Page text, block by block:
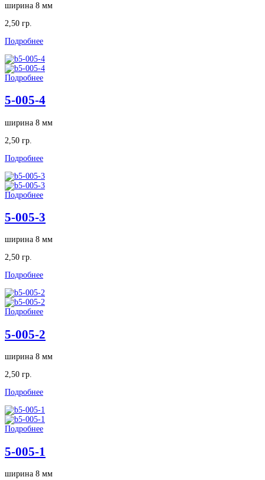
ширина 8 мм
2,50 гр.
Подробнее
Подробнее
5-005-4
ширина 8 мм
2,50 гр.
Подробнее
Подробнее
5-005-3
ширина 8 мм
2,50 гр.
Подробнее
Подробнее
5-005-2
ширина 8 мм
2,50 гр.
Подробнее
Подробнее
5-005-1
ширина 8 мм